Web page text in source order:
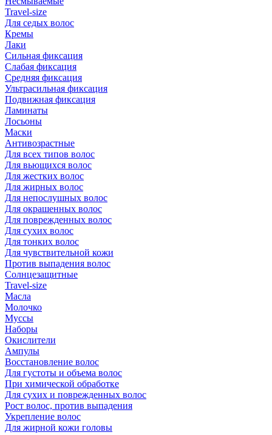
Travel-size
Для седых волос
Кремы
Лаки
Сильная фиксация
Слабая фиксация
Средняя фиксация
Ультрасильная фиксация
Подвижная фиксация
Ламинаты
Лосьоны
Маски
Антивозрастные
Для всех типов волос
Для вьющихся волос
Для жестких волос
Для жирных волос
Для непослушных волос
Для окрашенных волос
Для поврежденных волос
Для сухих волос
Для тонких волос
Для чувствительной кожи
Против выпадения волос
Солнцезащитные
Travel-size
Масла
Молочко
Муссы
Наборы
Окислители
Ампулы
Восстановление волос
Для густоты и объема волос
При химической обработке
Для сухих и поврежденных волос
Рост волос, против выпадения
Укрепление волос
Для жирной кожи головы